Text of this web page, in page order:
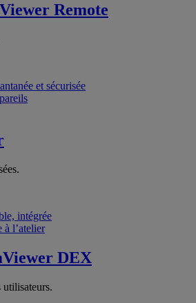
Remote
et sécurisée
intégrée
à l’atelier
DEX
utilisateurs.